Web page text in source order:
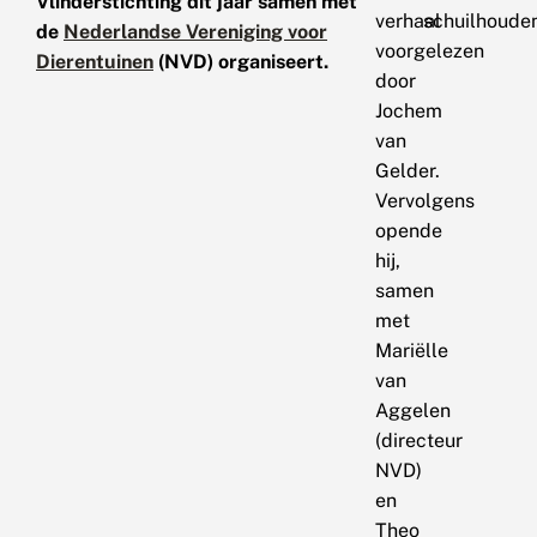
de Nederlandse Vereniging voor
Dierentuinen (NVD) organiseert.
verhaal
voorgelezen
door
Jochem
van
Gelder.
Vervolgens
opende
hij,
samen
met
Mariëlle
van
Aggelen
(directeur
NVD)
en
Theo